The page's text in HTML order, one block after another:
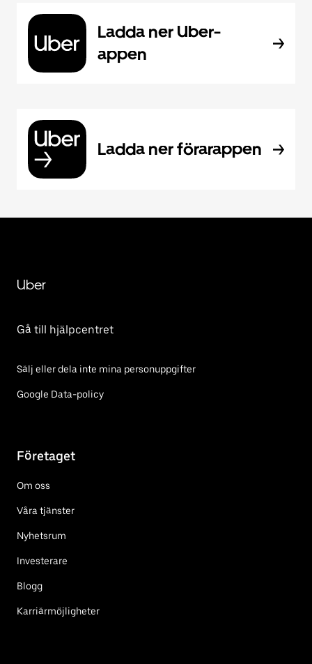
Ladda ner Uber-
appen
Ladda ner förarappen
Uber
Gå till hjälpcentret
Sälj eller dela inte mina personuppgifter
Google Data-policy
Företaget
Om oss
Våra tjänster
Nyhetsrum
Investerare
Blogg
Karriärmöjligheter